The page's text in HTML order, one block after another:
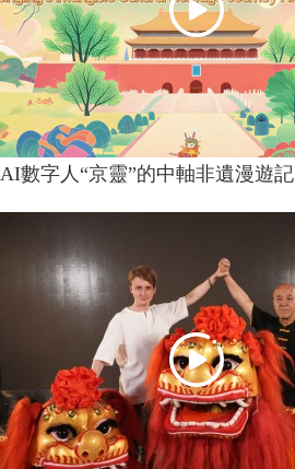
AI數字人“京靈”的中軸非遺漫遊記